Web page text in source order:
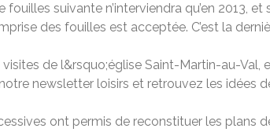
suivante n’interviendra qu’en 2013,
des fouilles est acceptée. C’est la
newsletter loisirs et retrouvez les idées
ont permis de reconstituer les plans